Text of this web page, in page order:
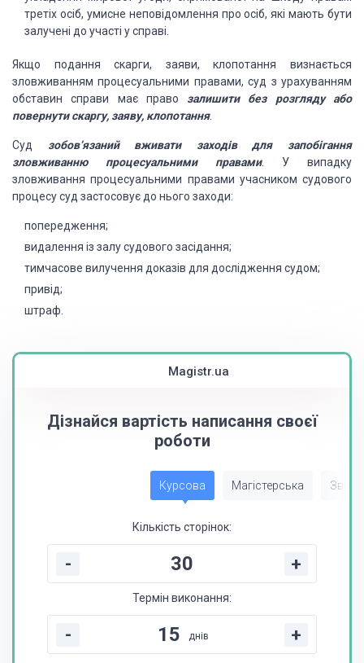
третіх осіб, умисне неповідомлення про осіб, які мають бути
залучені до участі у справі.
Якщо подання скарги, заяви, клопотання визнається
зловживанням процесуальними правами, суд з урахуванням
обставин справи має право залишити без розгляду або
повернути скаргу, заяву, клопотання.
Суд зобов’язаний вживати заходів для запобігання
зловживанню процесуальними правами. У випадку
зловживання процесуальними правами учасником судового
процесу суд застосовує до нього заходи:
попередження;
видалення із залу судового засідання;
тимчасове вилучення доказів для дослідження судом;
привід;
штраф.
Magistr.ua
Дізнайся вартість написання своєї
роботи
Курсова Магістерська Звіт
Кількість сторінок:
- +
Термін виконання:
- днів +